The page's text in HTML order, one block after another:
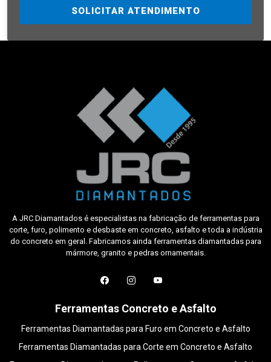
SOLICITAR ATENDIMENTO
A JRC Diamantados é especialistas na fabricação de ferramentas para
corte, furo, polimento e desbaste em concreto, asfalto e toda a indústria
do concreto em geral. Fabricamos ainda ferramentas diamantadas para
mármore, granito e pedras ornamentais.
Ferramentas Concreto e Asfalto
Ferramentas Diamantadas para Furo em Concreto e Asfalto
Ferramentas Diamantadas para Corte em Concreto e Asfalto